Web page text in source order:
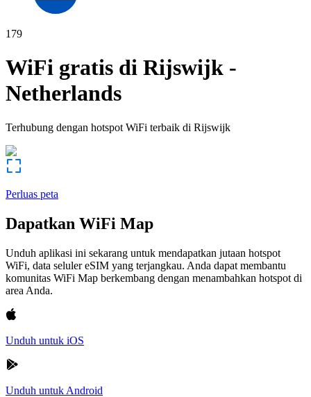
179
WiFi gratis di Rijswijk -
Netherlands
Terhubung dengan hotspot WiFi terbaik di Rijswijk
Perluas peta
Dapatkan WiFi Map
Unduh aplikasi ini sekarang untuk mendapatkan jutaan hotspot
WiFi, data seluler eSIM yang terjangkau. Anda dapat membantu
komunitas WiFi Map berkembang dengan menambahkan hotspot di
area Anda.
Unduh untuk iOS
Unduh untuk Android